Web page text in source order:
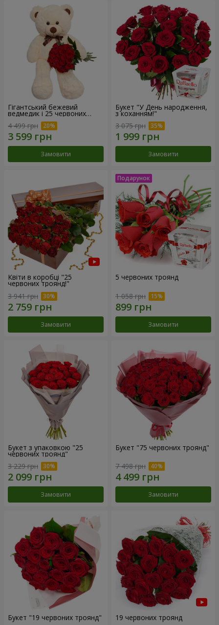
Гігантський бежевий
ведмедик і 25 червоних
троянд
4 499 грн
Замовити
Букет "У День народження,
з коханням!"
3 075 грн
Замовити
Квіти в коробці "25
червоних троянд!"
3 941 грн
Замовити
5 червоних троянд
1 058 грн
Замовити
Букет з упаковкою "25
червоних троянд"
3 229 грн
Замовити
Букет "75 червоних троянд"
7 498 грн
Замовити
Букет "19 червоних троянд" 19 червоних троянд